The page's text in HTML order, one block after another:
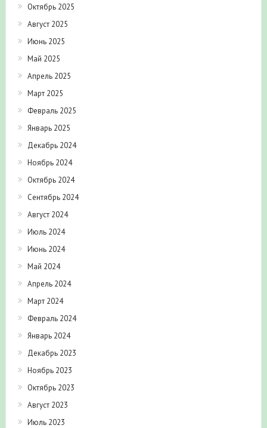
Октябрь 2025
Август 2025
Июнь 2025
Май 2025
Апрель 2025
Март 2025
Февраль 2025
Январь 2025
Декабрь 2024
Ноябрь 2024
Октябрь 2024
Сентябрь 2024
Август 2024
Июль 2024
Июнь 2024
Май 2024
Апрель 2024
Март 2024
Февраль 2024
Январь 2024
Декабрь 2023
Ноябрь 2023
Октябрь 2023
Август 2023
Июль 2023